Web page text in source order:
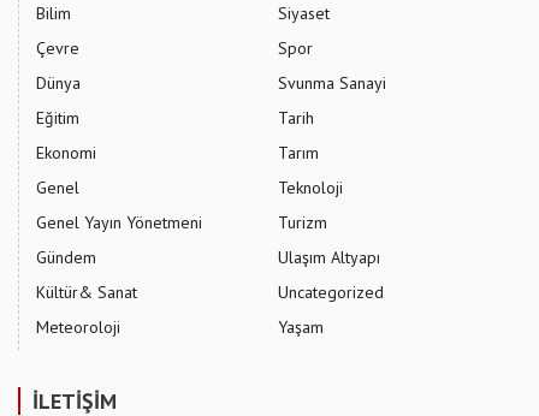
Bilim
Çevre
Dünya
Eğitim
Ekonomi
Genel
Genel Yayın Yönetmeni
Gündem
Kültür& Sanat
Meteoroloji
Siyaset
Spor
Svunma Sanayi
Tarih
Tarım
Teknoloji
Turizm
Ulaşım Altyapı
Uncategorized
Yaşam
İLETİŞİM